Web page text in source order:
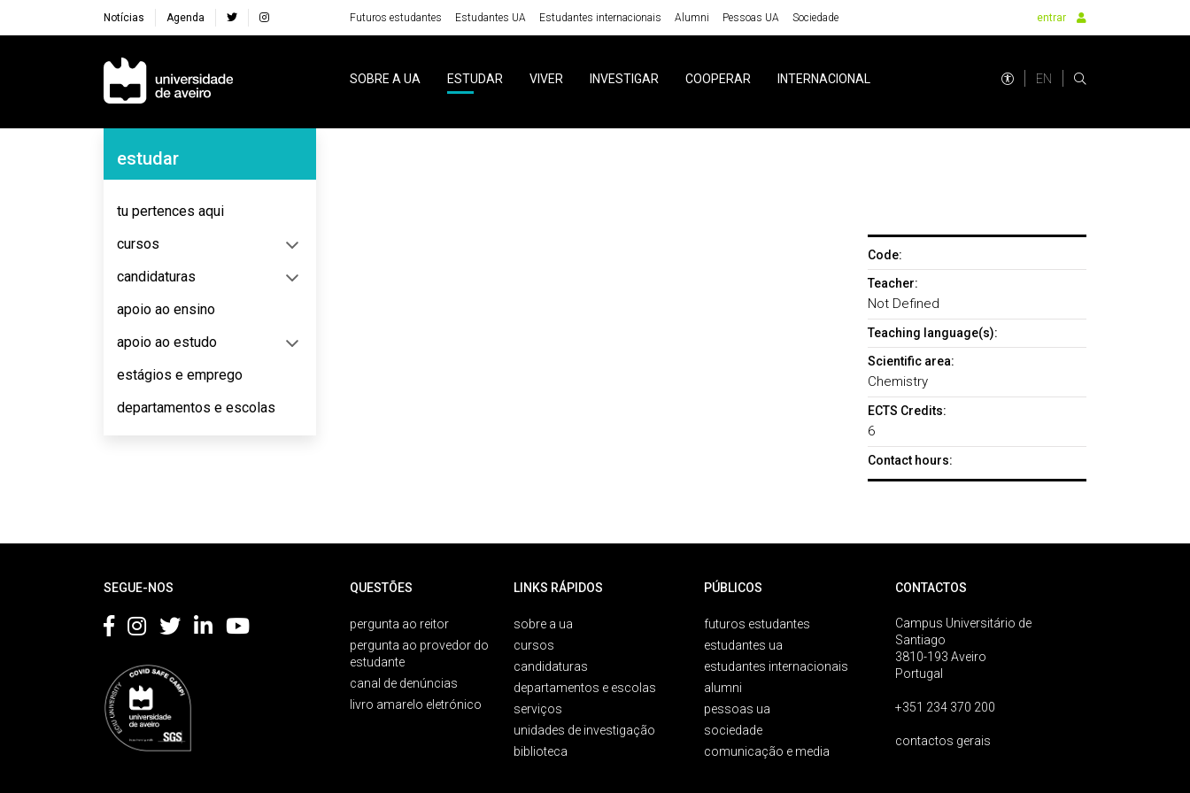
Notícias Agenda Futuros estudantes Estudantes UA Estudantes internacionais Alumni Pessoas UA Sociedade entrar
Navegação Principal
SOBRE A UA ESTUDAR VIVER INVESTIGAR COOPERAR INTERNACIONAL EN
Navegação Lateral
estudar
tu pertences aqui
cursos
candidaturas
apoio ao ensino
apoio ao estudo
estágios e emprego
departamentos e escolas
Code:
Teacher:
Not Defined
Teaching language(s):
Scientific area:
Chemistry
ECTS Credits:
6
Contact hours:
SEGUE-NOS QUESTÕES
pergunta ao reitor
pergunta ao provedor do
estudante
canal de denúncias
livro amarelo eletrónico
LINKS RÁPIDOS
sobre a ua
cursos
candidaturas
departamentos e escolas
serviços
unidades de investigação
biblioteca
PÚBLICOS
futuros estudantes
estudantes ua
estudantes internacionais
alumni
pessoas ua
sociedade
comunicação e media
CONTACTOS
Campus Universitário de
Santiago
3810-193 Aveiro
Portugal
+351 234 370 200
contactos gerais